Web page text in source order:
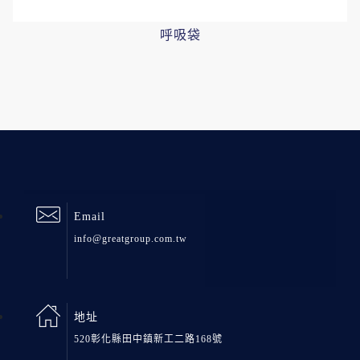
呼吸袋
Email
info@greatgroup.com.tw
地址
520彰化縣田中鎮新工二路168號